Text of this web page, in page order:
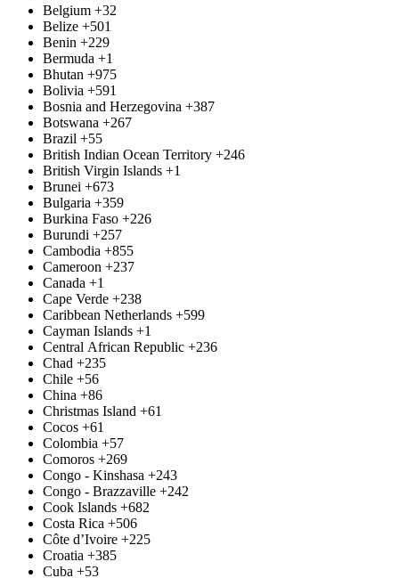
Belgium +32
Belize +501
Benin +229
Bermuda +1
Bhutan +975
Bolivia +591
Bosnia and Herzegovina +387
Botswana +267
Brazil +55
British Indian Ocean Territory +246
British Virgin Islands +1
Brunei +673
Bulgaria +359
Burkina Faso +226
Burundi +257
Cambodia +855
Cameroon +237
Canada +1
Cape Verde +238
Caribbean Netherlands +599
Cayman Islands +1
Central African Republic +236
Chad +235
Chile +56
China +86
Christmas Island +61
Cocos +61
Colombia +57
Comoros +269
Congo - Kinshasa +243
Congo - Brazzaville +242
Cook Islands +682
Costa Rica +506
Côte d’Ivoire +225
Croatia +385
Cuba +53